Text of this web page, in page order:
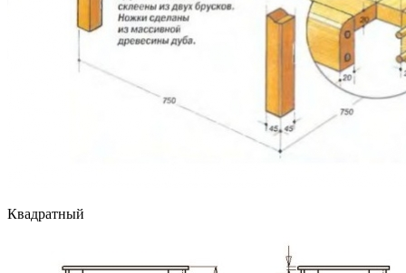
Квадратный